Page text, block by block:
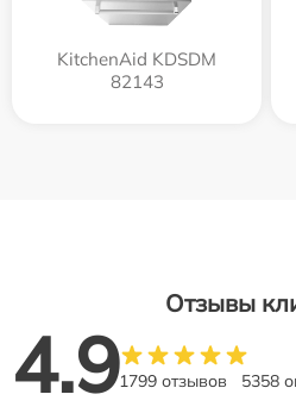
KitchenAid KDSDM
82143
Отзывы
4.91799 отзывов 5358